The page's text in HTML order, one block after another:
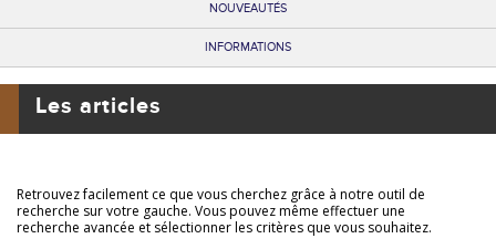
NOUVEAUTÉS
INFORMATIONS
Les articles
Retrouvez facilement ce que vous cherchez grâce à notre outil de
recherche sur votre gauche. Vous pouvez même effectuer une
recherche avancée et sélectionner les critères que vous souhaitez.